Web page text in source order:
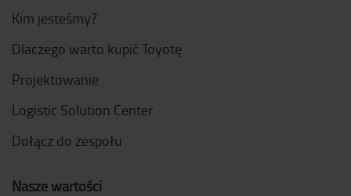
Kim jesteśmy?
Dlaczego warto kupić Toyotę
Projektowanie
Logistic Solution Center
Dołącz do zespołu
Nasze wartości